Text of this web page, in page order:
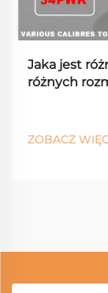
Jaka jest
różnych
ZOBACZ